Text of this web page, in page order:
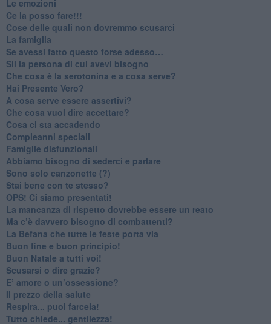
Le emozioni
​Ce la posso fare!!!
​Cose delle quali non dovremmo scusarci
​La famiglia
​Se avessi fatto questo forse adesso…
​Sii la persona di cui avevi bisogno
Che cosa è la serotonina e a cosa serve?
​Hai Presente Vero?
A cosa serve essere assertivi?
​Che cosa vuol dire accettare?
​Cosa ci sta accadendo
​Compleanni speciali
​Famiglie disfunzionali
​Abbiamo bisogno di sederci e parlare
Sono solo canzonette (?)
​Stai bene con te stesso?
​OPS! Ci siamo presentati!
​La mancanza di rispetto dovrebbe essere un reato
​Ma c’è davvero bisogno di combattenti?
​La Befana che tutte le feste porta via
Buon fine e buon principio!
​Buon Natale a tutti voi!
​Scusarsi o dire grazie?
​E’ amore o un’ossessione?
​Il prezzo della salute
​Respira... puoi farcela!
​Tutto chiede... gentilezza!